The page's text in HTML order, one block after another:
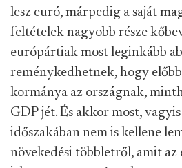
lesz euró, márpedig a saját
feltételek nagyobb része
európártiak most leginkább
reménykedhetnek, hogy előbb
kormánya az országnak,
GDP-jét. És akkor most,
időszakában nem is kellene
növekedési többletről, amit az